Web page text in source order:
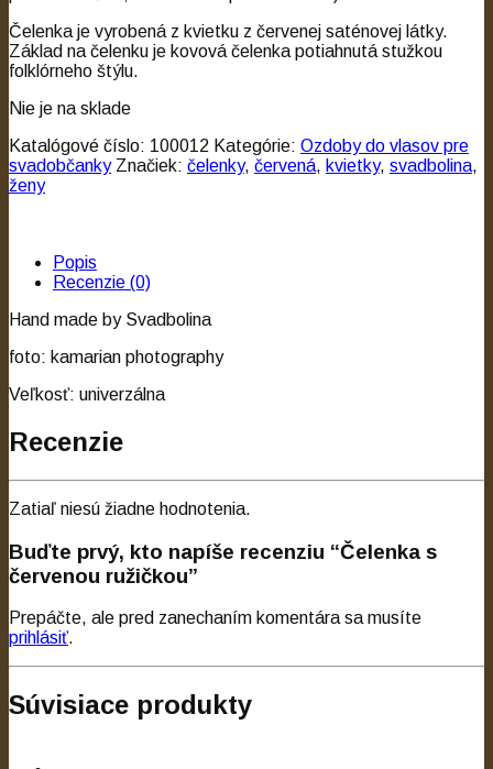
Čelenka je vyrobená z kvietku z červenej saténovej látky.
Základ na čelenku je kovová čelenka potiahnutá stužkou
folklórneho štýlu.
Nie je na sklade
Katalógové číslo: 100012 Kategórie: Ozdoby do vlasov pre
svadobčanky Značiek: čelenky, červená, kvietky, svadbolina,
ženy
Popis
Recenzie (0)
Hand made by Svadbolina
foto: kamarian photography
Veľkosť: univerzálna
Recenzie
Zatiaľ niesú žiadne hodnotenia.
Buďte prvý, kto napíše recenziu “Čelenka s
červenou ružičkou”
Prepáčte, ale pred zanechaním komentára sa musíte
prihlásiť.
Súvisiace produkty